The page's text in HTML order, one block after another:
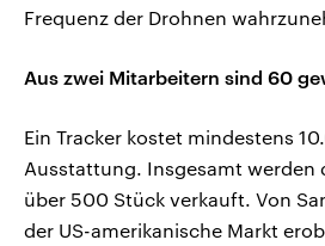
Frequenz der Drohnen
Aus zwei Mitarbeitern sind 60
Ein Tracker kostet mindestens
Ausstattung. Insgesamt werden
über 500 Stück verkauft. Von
der US-amerikanische Markt